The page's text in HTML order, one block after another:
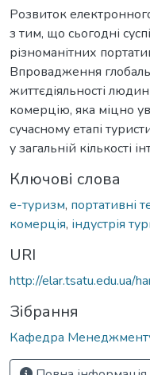
Розвиток
з тим, що сьогодні
різноманітних
Впровадження
життєдіяльності
комерцію, яка міцно
сучасному етапі
у загальній кількості
Ключові слова
е-туризм, портативні
комерція, індустрія
URI
http://elar.tsatu.edu.ua/
Зібрання
Кафедра Менеджменту